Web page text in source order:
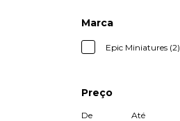
Marca
Epic Miniatures (2)
Preço
De Até